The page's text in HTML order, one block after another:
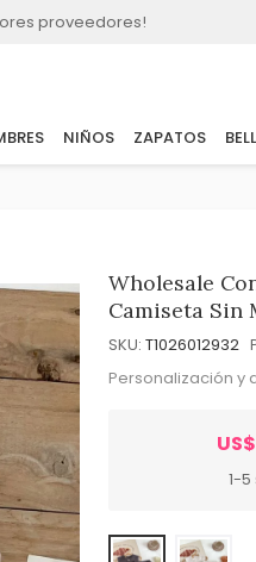
proveedores!
NIÑOS ZAPATOS
Wholesale
Camiseta Sin
SKU: T1026012932
Personalización y
1-5